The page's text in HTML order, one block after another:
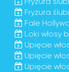
Fryzura
Fale
Loki włosy
Upięcie
Upięcie
Upięcie